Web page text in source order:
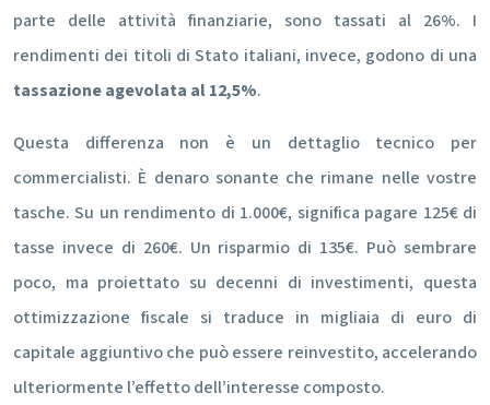
parte delle attività finanziarie, sono tassati al 26%. I
rendimenti dei titoli di Stato italiani, invece, godono di una
tassazione agevolata al 12,5%.
Questa differenza non è un dettaglio tecnico per
commercialisti. È denaro sonante che rimane nelle vostre
tasche. Su un rendimento di 1.000€, significa pagare 125€ di
tasse invece di 260€. Un risparmio di 135€. Può sembrare
poco, ma proiettato su decenni di investimenti, questa
ottimizzazione fiscale si traduce in migliaia di euro di
capitale aggiuntivo che può essere reinvestito, accelerando
ulteriormente l’effetto dell’interesse composto.